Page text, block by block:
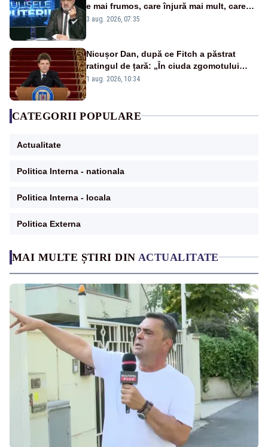
MAI MULTE ȘTIRI DIN ACTUALITATE
e mai frumos, care înjură mai mult, care
țipă mai tare, ci pe proiecte”
3 aug. 2026, 07:35
Nicușor Dan, după ce Fitch a păstrat
ratingul de țară: „În ciuda zgomotului
politic, România funcționează”
1 aug. 2026, 10:34
CATEGORII POPULARE
Actualitate
Politica Interna - nationala
Politica Interna - locala
Politica Externa